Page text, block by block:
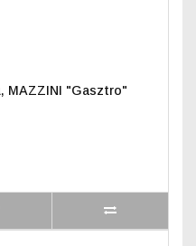
MAZZINI "Gasztro"